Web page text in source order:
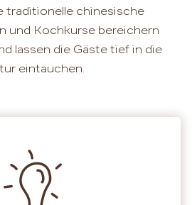
traditionelle chinesische
und Kochkurse bereichern
lassen die Gäste tief in die
eintauchen.